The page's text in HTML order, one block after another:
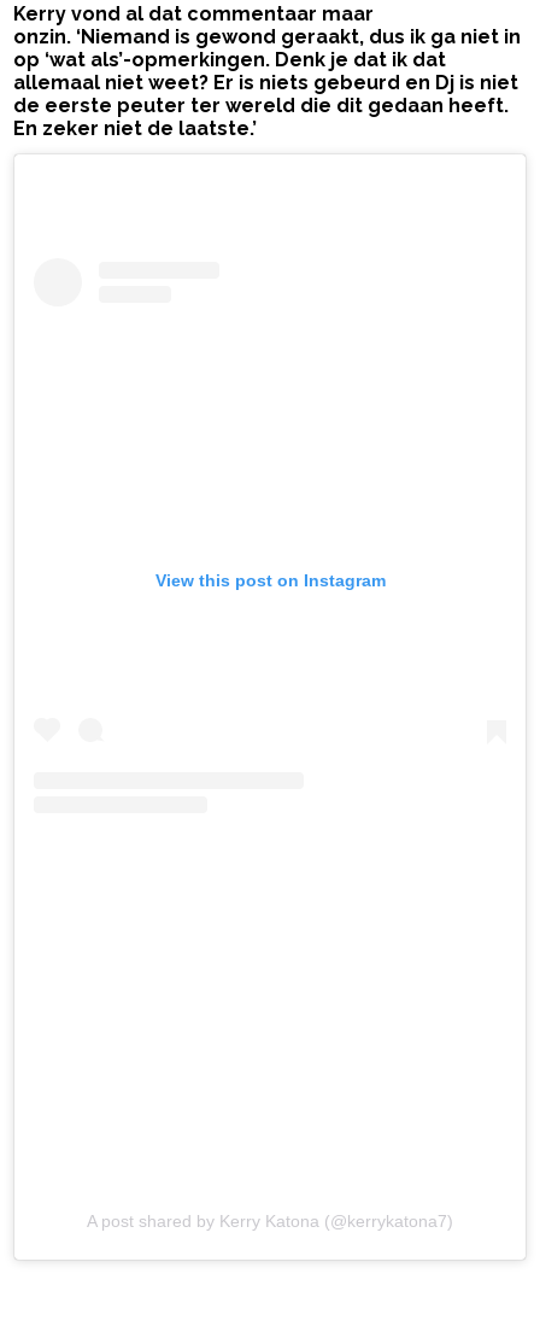
Kerry vond al dat commentaar maar
onzin. ‘Niemand is gewond geraakt, dus ik ga niet in
op ‘wat als’-opmerkingen. Denk je dat ik dat
allemaal niet weet? Er is niets gebeurd en Dj is niet
de eerste peuter ter wereld die dit gedaan heeft.
En zeker niet de laatste.’
View this post on Instagram
A post shared by Kerry Katona (@kerrykatona7)